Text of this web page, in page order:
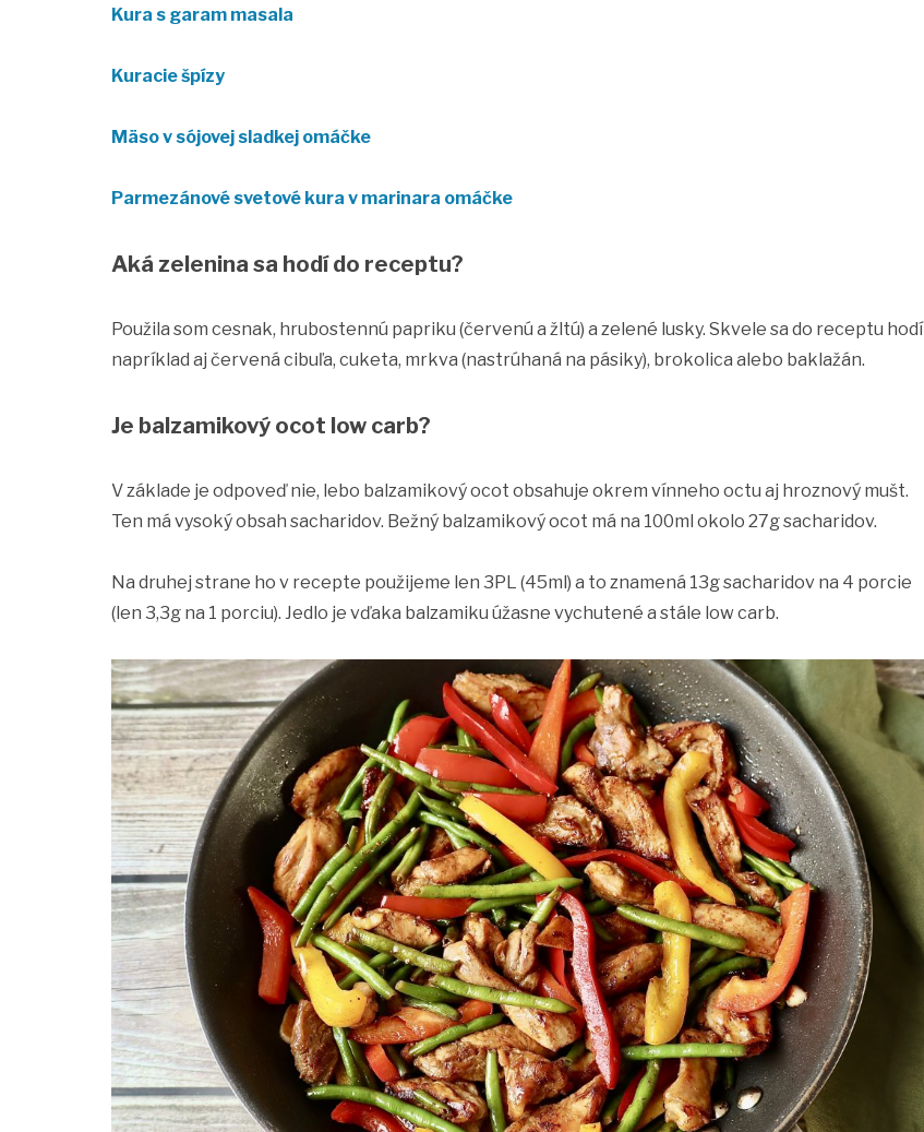
Kura s garam masala
Kuracie špízy
Mäso v sójovej sladkej omáčke
Parmezánové svetové kura v marinara omáčke
Aká zelenina sa hodí do receptu?
Použila som cesnak, hrubostennú papriku (červenú a žltú) a zelené lusky. Skvele sa do receptu hodí
napríklad aj červená cibuľa, cuketa, mrkva (nastrúhaná na pásiky), brokolica alebo baklažán.
Je balzamikový ocot low carb?
V základe je odpoveď nie, lebo balzamikový ocot obsahuje okrem vínneho octu aj hroznový mušt.
Ten má vysoký obsah sacharidov. Bežný balzamikový ocot má na 100ml okolo 27g sacharidov.
Na druhej strane ho v recepte použijeme len 3PL (45ml) a to znamená 13g sacharidov na 4 porcie
(len 3,3g na 1 porciu). Jedlo je vďaka balzamiku úžasne vychutené a stále low carb.